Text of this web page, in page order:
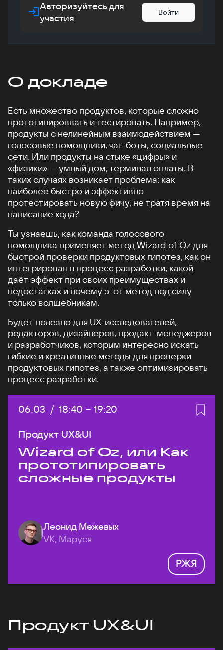
Авторизуйтесь для
участия
Войти
О докладе
Есть множество продуктов, которые сложно
прототипироввать и тестировать. Например,
продукты с нелинейным взаимодействием —
голосовые помощники, чат-боты, социальные
сети. Или продукты на стыке «цифры» и
«физики» — умный дом, терминал оплаты. В
таких случаях возникает проблема: как
наиболее быстро и эффективно
протестировать новую фичу, не тратя время на
написание кода?
Ты узнаешь, как команда голосового
помощника применяет метод Wizard of Oz для
быстрой проверки продуктовых гипотез, как он
интегрирован в процесс разработки, какой
даёт эффект при своих преимуществах и
недостатках и почему этот метод под силу
только волшебникам.
Будет полезно для UX-исследователей,
редакторов, дизайнеров, продакт-менеджеров
и разработчиков, которым интересно искать
гибкие и креативные методы для проверки
продуктовых гипотез, а также оптимизировать
процесс разработки.
Дата:
06.03 / Начало:
18:40 – Конец:
19:20
Продукт UX&UI
Wizard of Oz, или Как
прототипировать
сложные продукты
Леонид Межевых
VK, Маруся
РЖЯ
Продукт UX&UI